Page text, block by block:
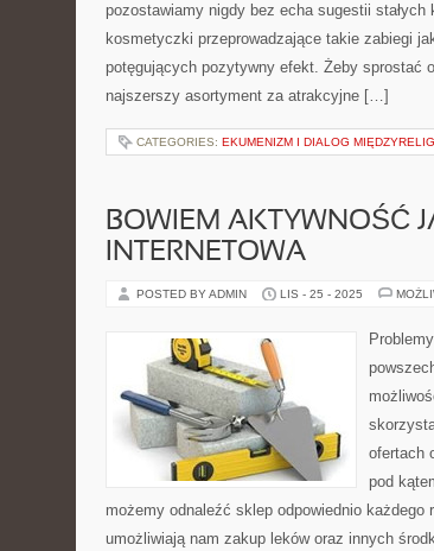
pozostawiamy nigdy bez echa sugestii
kosmetyczki przeprowadzające takie zabiegi
potęgujących pozytywny efekt. Żeby sprostać
najszerszy asortyment za atrakcyjne […]
CATEGORIES: EKUMENIZM I DIALOG
BOWIEM AKTYWNOŚĆ
INTERNETOWA
POSTED BY ADMIN LIS - 25 - 2025
ofertach
pod
możemy odnaleźć sklep odpowiednio
umożliwiają nam zakup leków oraz innych